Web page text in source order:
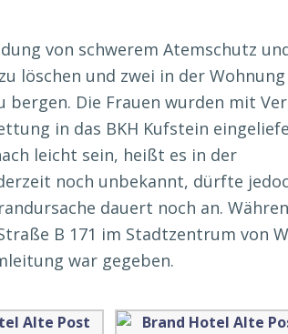
von schwerem Atemschutz
löschen und zwei in der Wohnung
bergen. Die Frauen wurden mit
in das BKH Kufstein
leicht sein, heißt es in der
noch unbekannt, dürfte
dauert noch an.
B 171 im Stadtzentrum von
war gegeben.